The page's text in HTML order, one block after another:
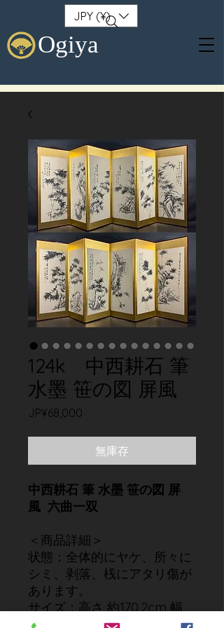
Ogiya
JPY (¥)
124k 中西耕石 筆
水墨 笹の図 屏風
JP¥68,000
無庫存
中西耕石 筆 水墨 笹の図 屏
風 六曲一双
＜商品詳細＞
状態：全体的にヤケ、所々に
シミ、剥落、桟にアタリ傷が
あります。
サイズ：高さ 約170.2cm 幅
約63.5cm×12面 厚み 約